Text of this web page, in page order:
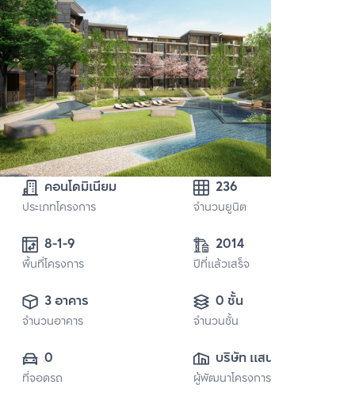
คอนโดมิเนียม
ประเภทโครงการ
236
จำนวนยูนิต
8-1-9
พื้นที่โครงการ
2014
ปีที่แล้วเสร็จ
3 อาคาร
จำนวนอาคาร
0 ชั้น
จำนวนชั้น
0
ที่จอดรถ
บริษัท แสนสิริ
จำกัด (มหาชน)
ผู้พัฒนาโครงการ